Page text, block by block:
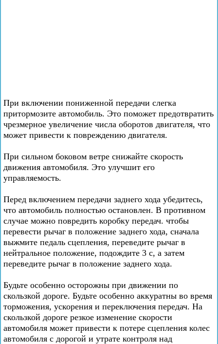
При включении пониженной передачи слегка
притормозите автомобиль. Это поможет предотвратить
чрезмерное увеличение числа оборотов двигателя, что
может привести к повреждению двигателя.
При сильном боковом ветре снижайте скорость
движения автомобиля. Это улучшит его
управляемость.
Перед включением передачи заднего хода убедитесь,
что автомобиль полностью остановлен. В противном
случае можно повредить коробку передач. чтобы
перевести рычаг в положение заднего хода, сначала
выжмите педаль сцепления, переведите рычаг в
нейтральное положение, подождите 3 с, а затем
переведите рычаг в положение заднего хода.
Будьте особенно осторожны при движении по
скользкой дороге. Будьте особенно аккуратны во время
торможения, ускорения и переключения передач. На
скользкой дороге резкое изменение скорости
автомобиля может привести к потере сцепления колес
автомобиля с дорогой и утрате контроля над